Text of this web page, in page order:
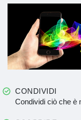
CONDIVIDI
Condividi ciò che è